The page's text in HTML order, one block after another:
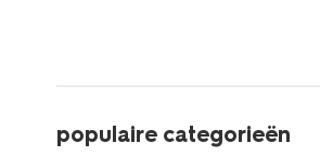
populaire categorieën